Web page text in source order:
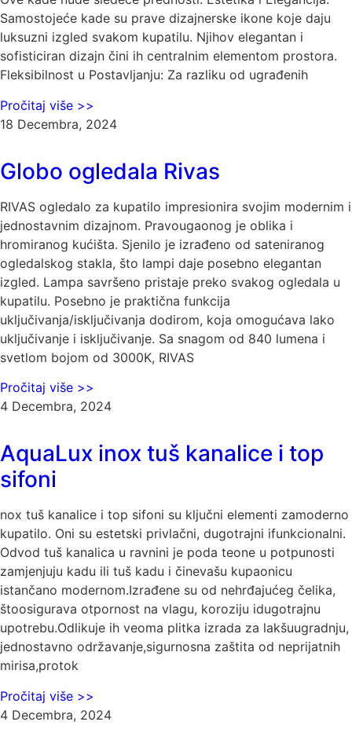
Samostojeće kade su prave dizajnerske ikone koje daju
luksuzni izgled svakom kupatilu. Njihov elegantan i
sofisticiran dizajn čini ih centralnim elementom prostora.
Fleksibilnost u Postavljanju: Za razliku od ugrađenih
Pročitaj više >>
18 Decembra, 2024
Globo ogledala Rivas
RIVAS ogledalo za kupatilo impresionira svojim modernim i
jednostavnim dizajnom. Pravougaonog je oblika i
hromiranog kućišta. Sjenilo je izrađeno od sateniranog
ogledalskog stakla, što lampi daje posebno elegantan
izgled. Lampa savršeno pristaje preko svakog ogledala u
kupatilu. Posebno je praktična funkcija
uključivanja/isključivanja dodirom, koja omogućava lako
uključivanje i isključivanje. Sa snagom od 840 lumena i
svetlom bojom od 3000K, RIVAS
Pročitaj više >>
4 Decembra, 2024
AquaLux inox tuš kanalice i top
sifoni
nox tuš kanalice i top sifoni su ključni elementi zamoderno
kupatilo. Oni su estetski privlačni, dugotrajni ifunkcionalni.
Odvod tuš kanalica u ravnini je poda teone u potpunosti
zamjenjuju kadu ili tuš kadu i činevašu kupaonicu
istančano modernom.Izrađene su od nehrđajućeg čelika,
štoosigurava otpornost na vlagu, koroziju idugotrajnu
upotrebu.Odlikuje ih veoma plitka izrada za lakšuugradnju,
jednostavno održavanje,sigurnosna zaštita od neprijatnih
mirisa,protok
Pročitaj više >>
4 Decembra, 2024